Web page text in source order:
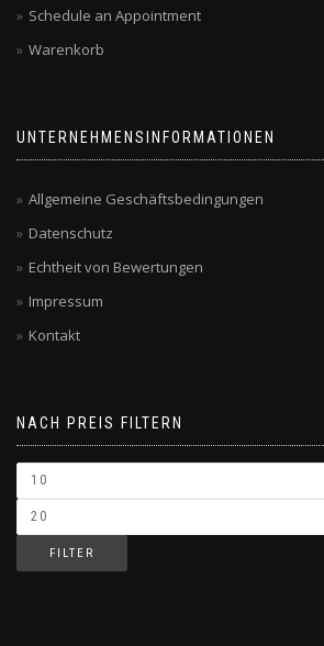
Schedule an Appointment
Warenkorb
UNTERNEHMENSINFORMATIONEN
Allgemeine Geschäftsbedingungen
Datenschutz
Echtheit von Bewertungen
Impressum
Kontakt
NACH PREIS FILTERN
FILTER